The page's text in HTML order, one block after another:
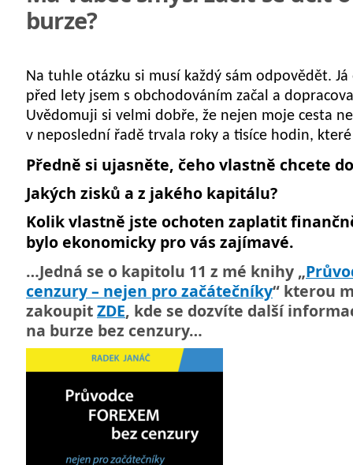
burze?
Na tuhle otázku si musí každý sám odpovědět.
před lety jsem s obchodováním začal a
Uvědomuji si velmi dobře, že nejen moje cesta
v neposlední řadě trvala roky a tisíce hodin,
Předně si ujasněte, čeho vlastně chcete
Jakých zisků a z jakého kapitálu?
Kolik vlastně jste ochoten zaplatit
bylo ekonomicky pro vás zajímavé.
…Jedná se o kapitolu 11 z mé knihy „
cenzury – nejen pro začátečníky“ kterou
zakoupitZDE, kde se dozvíte další
na burze bez cenzury…